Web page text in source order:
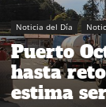
Noticia del Día
Puerto
hasta
estima